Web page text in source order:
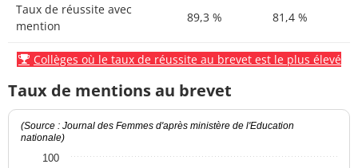
Taux de réussite avec
mention
89,3 % 81,4 %
Collèges où le taux de réussite au brevet est le plus élevé
Taux de mentions au brevet
(Source : Journal des Femmes d'après ministère de l'Education
nationale)
100